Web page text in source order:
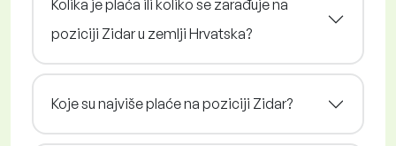
Kolika je plaća ili koliko se zarađuje na
poziciji Zidar u zemlji Hrvatska?
Koje su najviše plaće na poziciji Zidar?